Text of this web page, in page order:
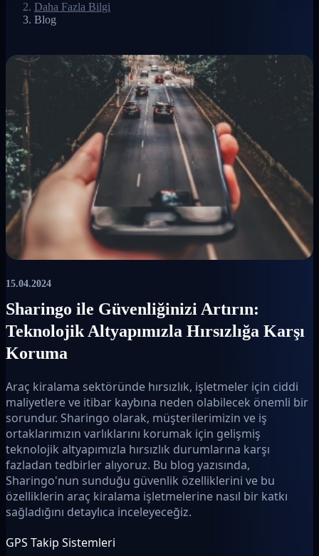
Daha Fazla Bilgi
Blog
15.04.2024
Sharingo ile Güvenliğinizi Artırın:
Teknolojik Altyapımızla Hırsızlığa Karşı
Koruma
Araç kiralama sektöründe hırsızlık, işletmeler için ciddi
maliyetlere ve itibar kaybına neden olabilecek önemli bir
sorundur. Sharingo olarak, müşterilerimizin ve iş
ortaklarımızın varlıklarını korumak için gelişmiş
teknolojik altyapımızla hırsızlık durumlarına karşı
fazladan tedbirler alıyoruz. Bu blog yazısında,
Sharingo'nun sunduğu güvenlik özelliklerini ve bu
özelliklerin araç kiralama işletmelerine nasıl bir katkı
sağladığını detaylıca inceleyeceğiz.
GPS Takip Sistemleri